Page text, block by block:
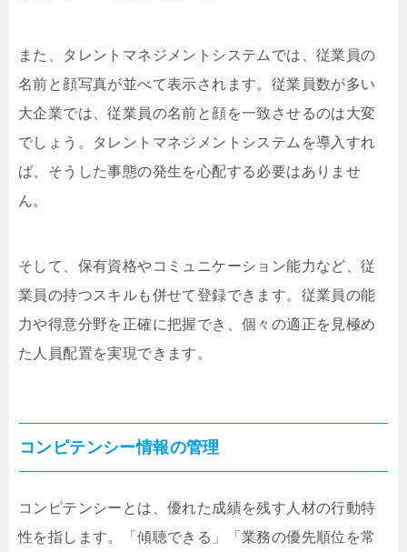
また、タレントマネジメントシステムでは、従業員の
名前と顔写真が並べて表示されます。従業員数が多い
大企業では、従業員の名前と顔を一致させるのは大変
でしょう。タレントマネジメントシステムを導入すれ
ば、そうした事態の発生を心配する必要はありませ
ん。
そして、保有資格やコミュニケーション能力など、従
業員の持つスキルも併せて登録できます。従業員の能
力や得意分野を正確に把握でき、個々の適正を見極め
た人員配置を実現できます。
コンピテンシー情報の管理
コンピテンシーとは、優れた成績を残す人材の行動特
性を指します。「傾聴できる」「業務の優先順位を常